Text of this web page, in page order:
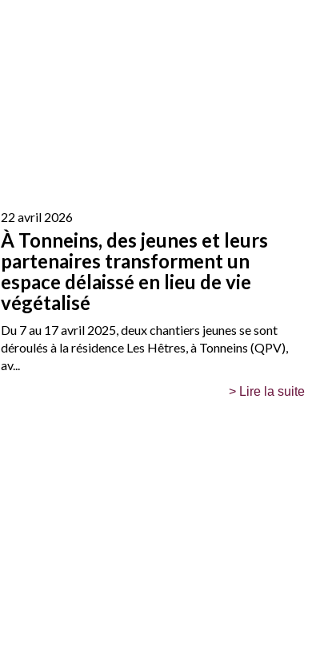
22 avril 2026
À Tonneins, des jeunes et leurs
partenaires transforment un
espace délaissé en lieu de vie
végétalisé
Du 7 au 17 avril 2025, deux chantiers jeunes se sont
déroulés à la résidence Les Hêtres, à Tonneins (QPV),
av...
> Lire la suite